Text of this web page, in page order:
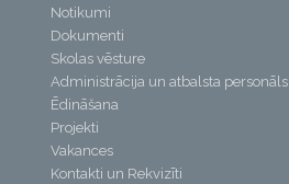
Notikumi
Dokumenti
Skolas vēsture
Administrācija un atbalsta personāls
Ēdināšana
Projekti
Vakances
Kontakti un Rekvizīti